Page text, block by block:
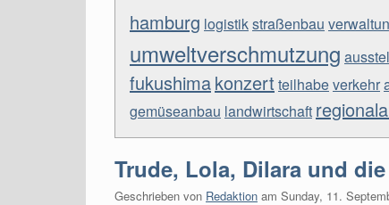
hamburg logistikstraßenbau
umweltverschmutzung
fukushimakonzert teilhabeverkehr
gemüseanbau landwirtschaft
Trude, Lola, Dilara und
Geschrieben von Redaktion am Sunday, 11.